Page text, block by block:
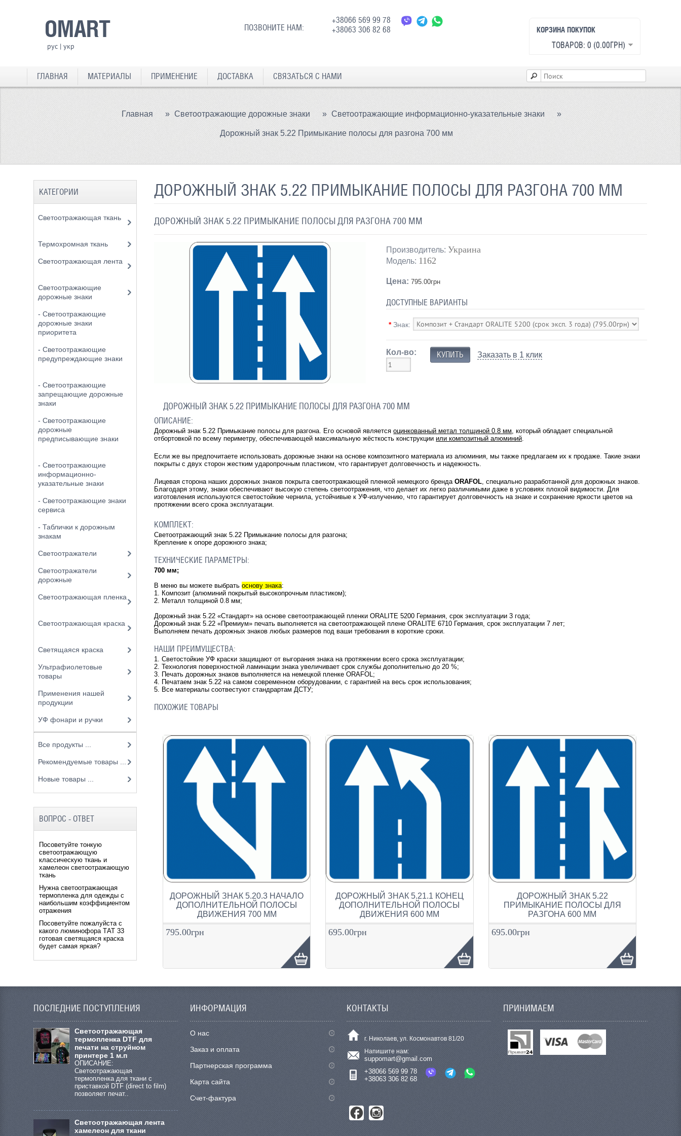
OMART
рус |укр
ПОЗВОНИТЕ НАМ:
+38066 569 99 78
+38063 306 82 68
КОРЗИНА ПОКУПОК
ТОВАРОВ: 0 (0.00ГРН)
ГЛАВНАЯ МАТЕРИАЛЫ ПРИМЕНЕНИЕ ДОСТАВКА СВЯЗАТЬСЯ С НАМИ
Главная » Светоотражающие дорожные знаки » Светоотражающие информационно-указательные знаки »
Дорожный знак 5.22 Примыкание полосы для разгона 700 мм
ДОРОЖНЫЙ ЗНАК 5.22 ПРИМЫКАНИЕ ПОЛОСЫ ДЛЯ РАЗГОНА 700 ММ
ДОРОЖНЫЙ ЗНАК 5.22 ПРИМЫКАНИЕ ПОЛОСЫ ДЛЯ РАЗГОНА 700 ММ
Производитель: Украина
Модель: 1162
Цена: 795.00грн
ДОСТУПНЫЕ ВАРИАНТЫ
* Знак:
Кол-во: Заказать в 1 клик
ДОРОЖНЫЙ ЗНАК 5.22 ПРИМЫКАНИЕ ПОЛОСЫ ДЛЯ РАЗГОНА 700 ММ
ОПИСАНИЕ:
Дорожный знак 5.22 Примыкание полосы для разгона. Его основой являетсяоцинкованный метал толщиной 0.8 мм , который обладает специальной
отбортовкой по всему периметру, обеспечивающей максимальную жёсткость конструкцииили композитный алюминий
Если же вы предпочитаете использовать дорожные знаки на основе композитного материала из алюминия, мы также предлагаем их к продаже. Такие знаки
покрыты с двух сторон жестким ударопрочным пластиком, что гарантирует долговечность и надежность.
Лицевая сторона наших дорожных знаков покрыта светоотражающей пленкой немецкого брендаORAFOL , специально разработанной для дорожных знаков.
Благодаря этому, знаки обеспечивают высокую степень светоотражения, что делает их легко различимыми даже в условиях плохой видимости. Для
изготовления используются светостойкие чернила, устойчивые к УФ-излучению, что гарантирует долговечность на знаке и сохранение яркости цветов на
протяжении всего срока эксплуатации.
КОМПЛЕКТ:
Светоотражающий знак 5.22 Примыкание полосы для разгона;
Крепление к опоре дорожного знака;
ТЕХНИЧЕСКИЕ ПАРАМЕТРЫ:
700 мм;
В меню вы можете выбратьоснову знака:
1. Композит (алюминий покрытый высокопрочным пластиком);
2. Металл толщиной 0.8 мм;
Дорожный знак 5.22 «Стандарт» на основе светоотражающей пленки ORALITE 5200 Германия, срок эксплуатации 3 года;
Дорожный знак 5.22 «Премиум» печать выполняется на светоотражающей плене ORALITE 6710 Германия, срок эксплуатации 7 лет;
Выполняем печать дорожных знаков любых размеров под ваши требования в короткие сроки.
НАШИ ПРЕИМУЩЕСТВА:
1. Светостойкие УФ краски защищают от выгорания знака на протяжении всего срока эксплуатации;
2. Технология поверхностной ламинации знака увеличивает срок службы дополнительно до 20 %;
3. Печать дорожных знаков выполняется на немецкой пленке ORAFOL;
4. Печатаем знак 5.22 на самом современном оборудовании, с гарантией на весь срок использования;
5. Все материалы соотвестуют стандрартам ДСТУ;
ПОХОЖИЕ ТОВАРЫ
ДОРОЖНЫЙ ЗНАК 5.20.3 НАЧАЛО
ДОПОЛНИТЕЛЬНОЙ ПОЛОСЫ
ДВИЖЕНИЯ 700 ММ
795.00грн
ДОРОЖНЫЙ ЗНАК 5.21.1 КОНЕЦ
ДОПОЛНИТЕЛЬНОЙ ПОЛОСЫ
ДВИЖЕНИЯ 600 ММ
695.00грн
ДОРОЖНЫЙ ЗНАК 5.22
ПРИМЫКАНИЕ ПОЛОСЫ ДЛЯ
РАЗГОНА 600 ММ
695.00грн
КАТЕГОРИИ
Светоотражающая ткань
Термохромная ткань
Светоотражающая лента
Светоотражающие
дорожные знаки
- Светоотражающие
дорожные знаки
приоритета
- Светоотражающие
предупреждающие знаки
- Светоотражающие
запрещающие дорожные
знаки
- Светоотражающие
дорожные
предписывающие знаки
- Светоотражающие
информационно-
указательные знаки
- Светоотражающие знаки
сервиса
- Таблички к дорожным
знакам
Светоотражатели
Светоотражатели
дорожные
Светоотражающая пленка
Светоотражающая краска
Светящаяся краска
Ультрафиолетовые
товары
Применения нашей
продукции
УФ фонари и ручки
Все продукты ...
Рекомендуемые товары ...
Новые товары ...
ВОПРОС - ОТВЕТ
Посоветуйте тонкую
светоотражающую
классическую ткань и
хамелеон светоотражающую
ткань
Нужна светоотражающая
термопленка для одежды с
наибольшим коэффициентом
отражения
Посоветуйте пожалуйста с
какого люминофора ТАТ 33
готовая светящаяся краска
будет самая яркая?
ПОСЛЕДНИЕ ПОСТУПЛЕНИЯ
Cветоотражающая
термопленка DTF для
печати на струйном
принтере 1 м.п
ОПИСАНИЕ:
Светоотражающая
термопленка для ткани с
приставкой DTF (direct to film)
позволяет печат..
Светоотражающая лента
хамелеон для ткани
ИНФОРМАЦИЯ
О нас
Заказ и оплата
Партнерская программа
Карта сайта
Счет-фактура
КОНТАКТЫ
г. Николаев, ул. Космонавтов 81/20
Напишите нам:
suppomart@gmail.com
+38066 569 99 78
+38063 306 82 68
ПРИНИМАЕМ